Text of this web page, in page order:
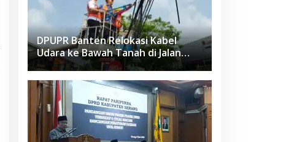
DPUPR Banten Relokasi Kabel
Udara ke Bawah Tanah di Jalan
Raden Fatah Ciledug